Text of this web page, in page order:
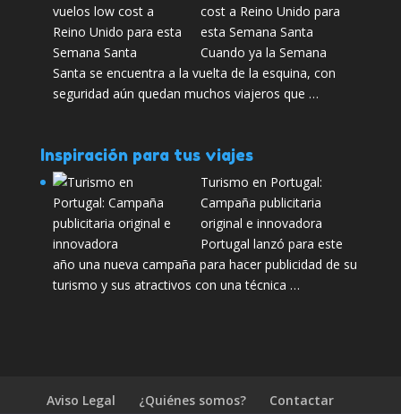
cost a Reino Unido para
esta Semana Santa
Cuando ya la Semana
Santa se encuentra a la vuelta de la esquina, con
seguridad aún quedan muchos viajeros que …
Inspiración para tus viajes
Turismo en Portugal:
Campaña publicitaria
original e innovadora
Portugal lanzó para este
año una nueva campaña para hacer publicidad de su
turismo y sus atractivos con una técnica …
Aviso Legal ¿Quiénes somos?
Contactar